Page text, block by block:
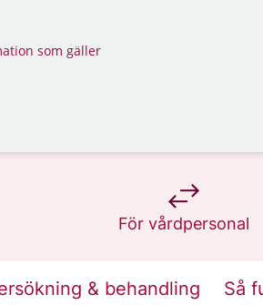
som gäller
För vårdpersonal
på 1177.se
& behandling Så